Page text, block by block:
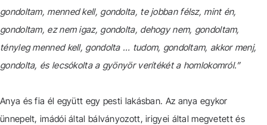
gondoltam, menned kell, gondolta, te jobban félsz, mint én,
gondoltam, ez nem igaz, gondolta, dehogy nem, gondoltam,
tényleg menned kell, gondolta … tudom, gondoltam, akkor menj,
gondolta, és lecsókolta a gyönyör verítékét a homlokomról.”
Anya és fia él együtt egy pesti lakásban. Az anya egykor
ünnepelt, imádói által bálványozott, irigyei által megvetett és